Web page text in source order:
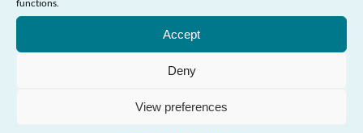
functions.
Accept
Deny
View preferences
Angen Help?
thraws
0800 999 5428
Anfon E-bost